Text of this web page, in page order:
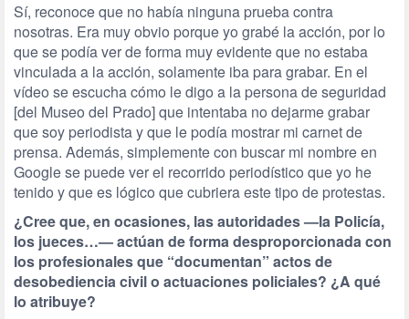
Sí, reconoce que no había ninguna prueba contra
nosotras. Era muy obvio porque yo grabé la acción, por lo
que se podía ver de forma muy evidente que no estaba
vinculada a la acción, solamente iba para grabar. En el
vídeo se escucha cómo le digo a la persona de seguridad
[del Museo del Prado] que intentaba no dejarme grabar
que soy periodista y que le podía mostrar mi carnet de
prensa. Además, simplemente con buscar mi nombre en
Google se puede ver el recorrido periodístico que yo he
tenido y que es lógico que cubriera este tipo de protestas.
¿Cree que, en ocasiones, las autoridades —la Policía,
los jueces…— actúan de forma desproporcionada con
los profesionales que “documentan” actos de
desobediencia civil o actuaciones policiales? ¿A qué
lo atribuye?